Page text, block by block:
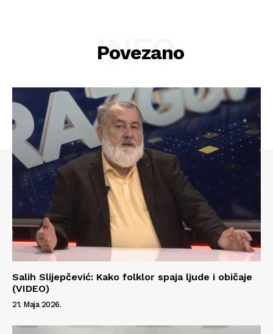
Povezano
INFO
Salih Slijepčević: Kako folklor spaja ljude i običaje
(VIDEO)
21. Maja 2026.